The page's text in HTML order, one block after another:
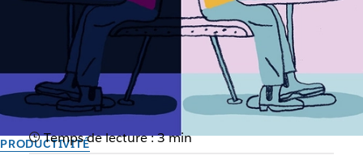
PRODUCTIVITÉ
Temps de lecture : 3 min